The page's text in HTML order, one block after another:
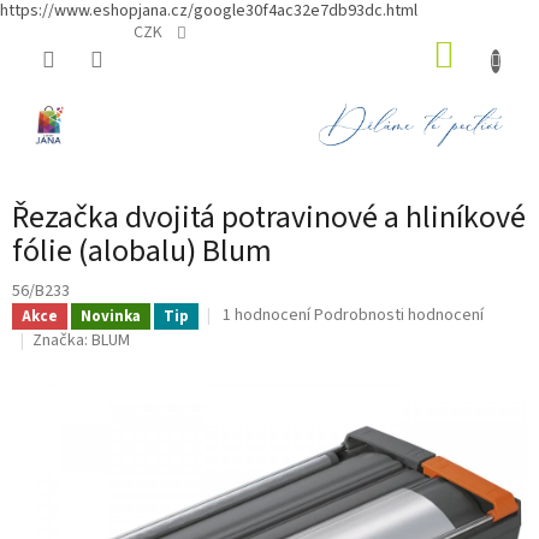
https://www.eshopjana.cz/google30f4ac32e7db93dc.html
CZK
Řezačka dvojitá potravinové a hliníkové
fólie (alobalu) Blum
56/B233
Akce Novinka Tip
Průměrné
hvězdiček.
1 hodnoceníPodrobnosti hodnocení
Značka: BLUM